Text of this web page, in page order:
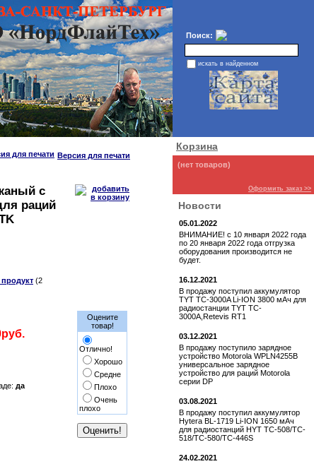
Поиск:
искать в найденном
Версия для печати
с
раций
(2
Оцените
товар!
Отлично!
Хорошо
Средне
Плохо
Очень
плохо
да
Корзина
(нет товаров)
Оформить заказ >>
Новости
05.01.2022
ВНИМАНИЕ! с 10 января 2022 года
по 20 января 2022 года отгрузка
оборудования производится не
будет.
16.12.2021
В продажу поступил аккумулятор
TYT TC-3000A Li-ION 3800 мАч для
радиостанции TYT TC-
3000A,Retevis RT1
03.12.2021
В продажу поступило зарядное
устройство Motorola WPLN4255B
универсальное зарядное
устройство для раций Motorola
серии DP
03.08.2021
В продажу поступил аккумулятор
Hytera BL-1719 Li-ION 1650 мАч
для радиостанций HYT TC-508/TC-
518/TC-580/TC-446S
24.02.2021